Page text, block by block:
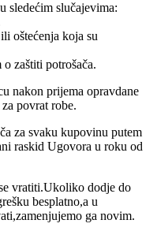
sledećim slučajevima:
oštećenja koja su
zaštiti potrošača.
nakon prijema opravdane
povrat robe.
za svaku kupovinu putem
raskid Ugovora u roku od
vratiti.Ukoliko dodje do
besplatno,a u
ga novim.